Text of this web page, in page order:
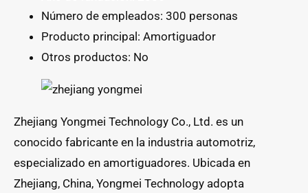
Número de empleados: 300 personas
Producto principal: Amortiguador
Otros productos: No
Zhejiang Yongmei Technology Co., Ltd. es un
conocido fabricante en la industria automotriz,
especializado en amortiguadores. Ubicada en
Zhejiang, China, Yongmei Technology adopta